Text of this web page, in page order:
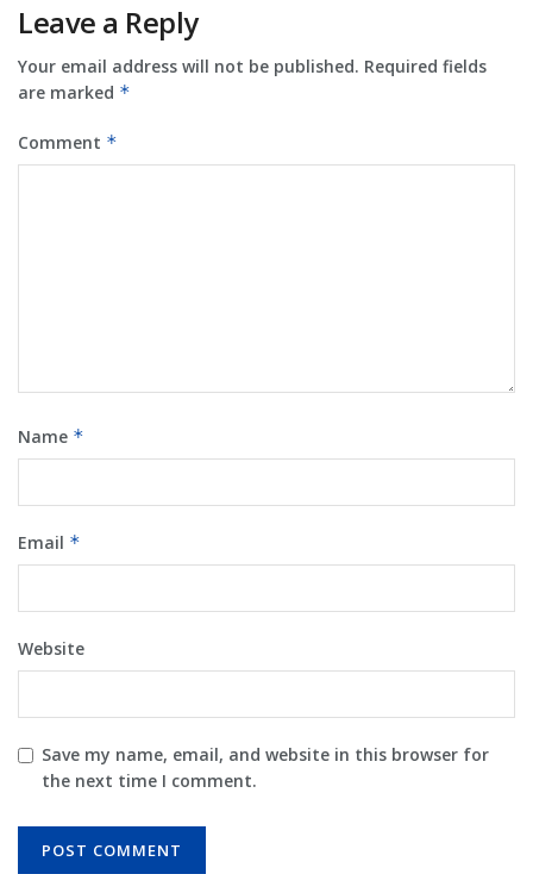
Leave a Reply
Your email address will not be published. Required fields
are marked *
Comment *
Name *
Email *
Website
Save my name, email, and website in this browser for
the next time I comment.